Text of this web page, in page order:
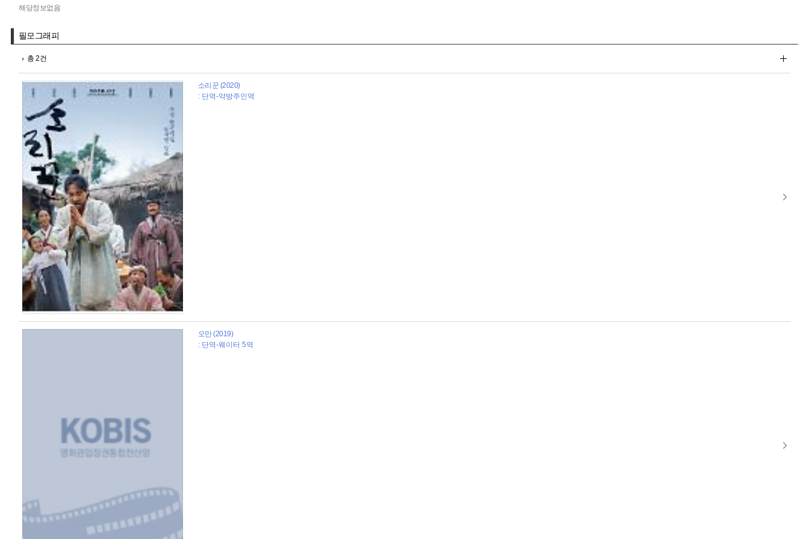
해당정보없음
필모그래피
총 2건
소리꾼 (2020)
: 단역-약방주인역
오만 (2019)
: 단역-웨이터 5역